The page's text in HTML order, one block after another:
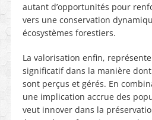
autant d’opportunités pour
vers une conservation
écosystèmes forestiers.
La valorisation enfin,
significatif dans la manière
sont perçus et gérés. En
une implication accrue des
veut innover dans la